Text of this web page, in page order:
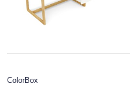
ColorBox